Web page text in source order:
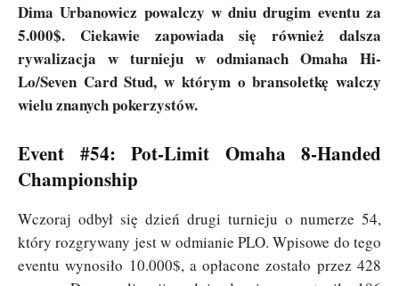
Dima Urbanowicz powalczy w dniu drugim eventu za
5.000$. Ciekawie zapowiada się również dalsza
rywalizacja w turnieju w odmianach Omaha Hi-
Lo/Seven Card Stud, w którym o bransoletkę walczy
wielu znanych pokerzystów.
Event #54: Pot-Limit Omaha 8-Handed
Championship
Wczoraj odbył się dzień drugi turnieju o numerze 54,
który rozgrywany jest w odmianie PLO. Wpisowe do tego
eventu wynosiło 10.000$, a opłacone zostało przez 428